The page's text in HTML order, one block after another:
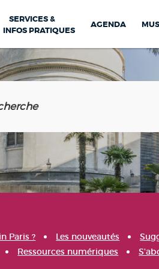
SERVICES &
INFOS PRATIQUES
AGENDA
Paris ? Les nouveautés
Ressources numériques